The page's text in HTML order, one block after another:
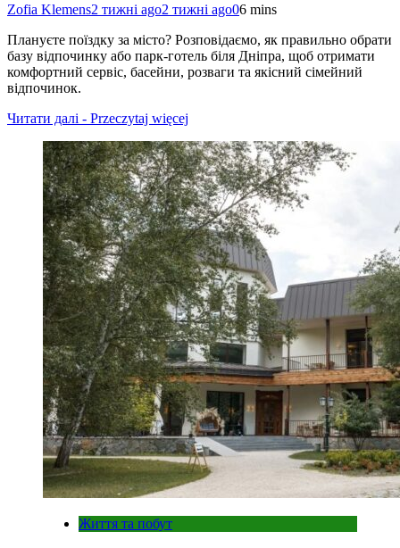
Zofia Klemens2 тижні ago2 тижні ago06 mins
Плануєте поїздку за місто? Розповідаємо, як правильно обрати
базу відпочинку або парк-готель біля Дніпра, щоб отримати
комфортний сервіс, басейни, розваги та якісний сімейний
відпочинок.
Читати далі - Przeczytaj więcej
Життя та побут